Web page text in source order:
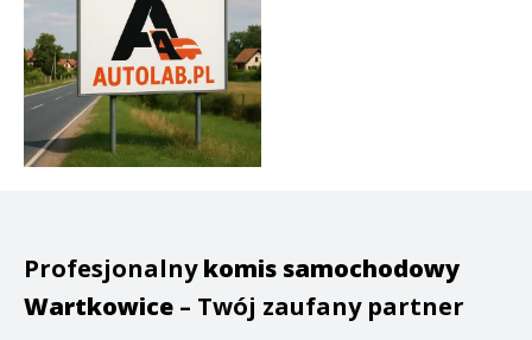
Profesjonalnykomis samochodowy
Wartkowice – Twój zaufany partner